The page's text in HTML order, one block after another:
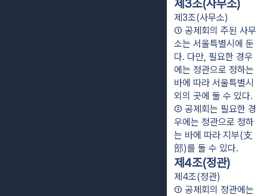
제3조(사무소)
제3조(사무소)
① 공제회의 주된 사무
소는 서울특별시에 둔
다. 다만, 필요한 경우
에는 정관으로 정하는
바에 따라 서울특별시
외의 곳에 둘 수 있다.
② 공제회는 필요한 경
우에는 정관으로 정하
는 바에 따라 지부(支
部)를 둘 수 있다.
제4조(정관)
제4조(정관)
① 공제회의 정관에는